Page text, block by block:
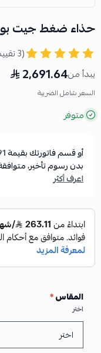
حذاء ضغط جيت
(3 تقييمات)
يبدأ من2,691.64
السعر شامل الضريبة
متوفر
أو قسم فاتورتك بقيمة
بدون رسوم تأخير،
اعرف أكثر
المقاس*
اختر